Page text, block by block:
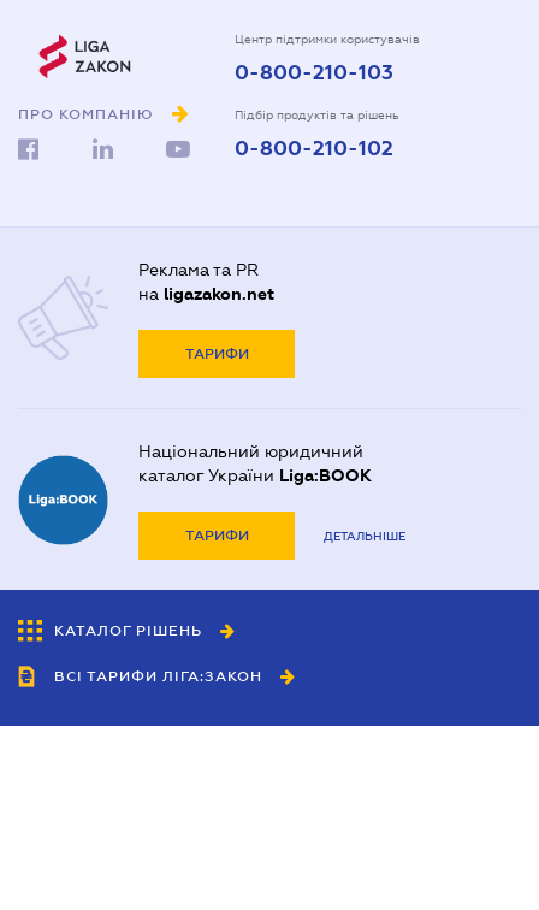
ПРО КОМПАНІЮ
Центр підтримки користувачів
0-800-210-103
Підбір продуктів та рішень
0-800-210-102
Реклама та PR
на ligazakon.net
ТАРИФИ
Національний юридичний
каталог України Liga:BOOK
ТАРИФИ ДЕТАЛЬНІШЕ
КАТАЛОГ РІШЕНЬ
ВСІ ТАРИФИ ЛІГА:ЗАКОН